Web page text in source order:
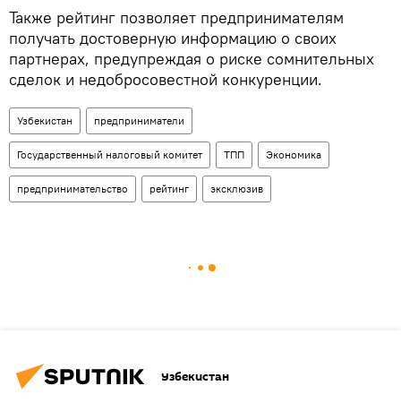
Также рейтинг позволяет предпринимателям
получать достоверную информацию о своих
партнерах, предупреждая о риске сомнительных
сделок и недобросовестной конкуренции.
Узбекистан предприниматели
Государственный налоговый комитет ТПП Экономика
предпринимательство рейтинг эксклюзив
Узбекистан